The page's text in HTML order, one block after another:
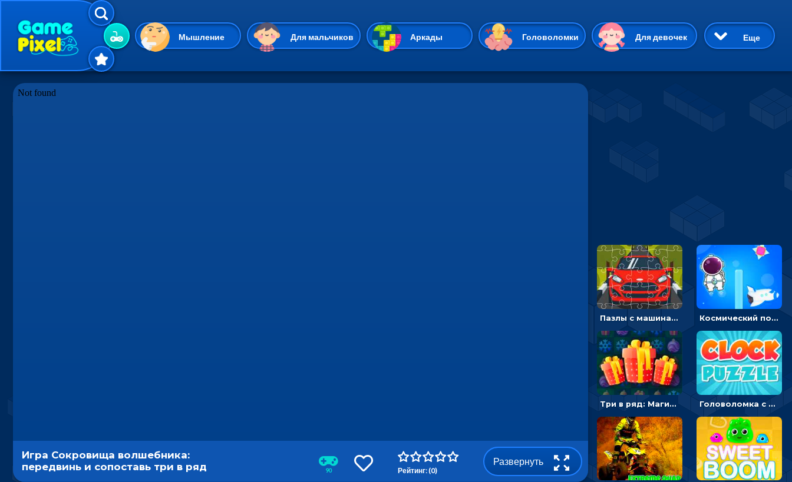
Мышление Для мальчиков Аркады Головоломки Для девочек
Гиперказуальные Казуальные Веселые 3D Приключения
Еще
Пазлы с машинами Форд: собирать картинки и открывать новые Космический побег: двигать космонавта, чтобы попасть к кораблю
Три в ряд: Магические рождественские драгоценности Головоломка с часами для детей: читать время по циферблату
Игра Сокровища волшебника:
передвинь и сопоставь три в ряд
90 Рейтинг: (0)
Развернуть